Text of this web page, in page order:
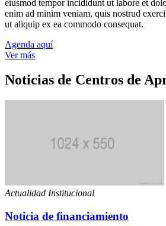
eiusmod tempor incididunt ut labore et
enim ad minim veniam, quis nostrud
ut aliquip ex ea commodo consequat.
Agenda aquí
Ver más
Noticias de Centros de
Actualidad Institucional
Noticia de financiamiento